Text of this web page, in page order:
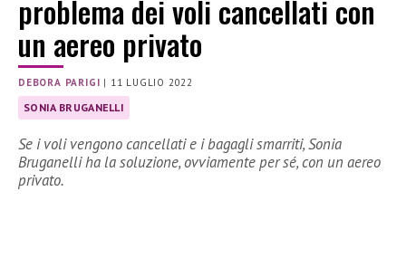
problema dei voli cancellati con
un aereo privato
DEBORA PARIGI | 11 LUGLIO 2022
SONIA BRUGANELLI
Se i voli vengono cancellati e i bagagli smarriti, Sonia
Bruganelli ha la soluzione, ovviamente per sé, con un aereo
privato.